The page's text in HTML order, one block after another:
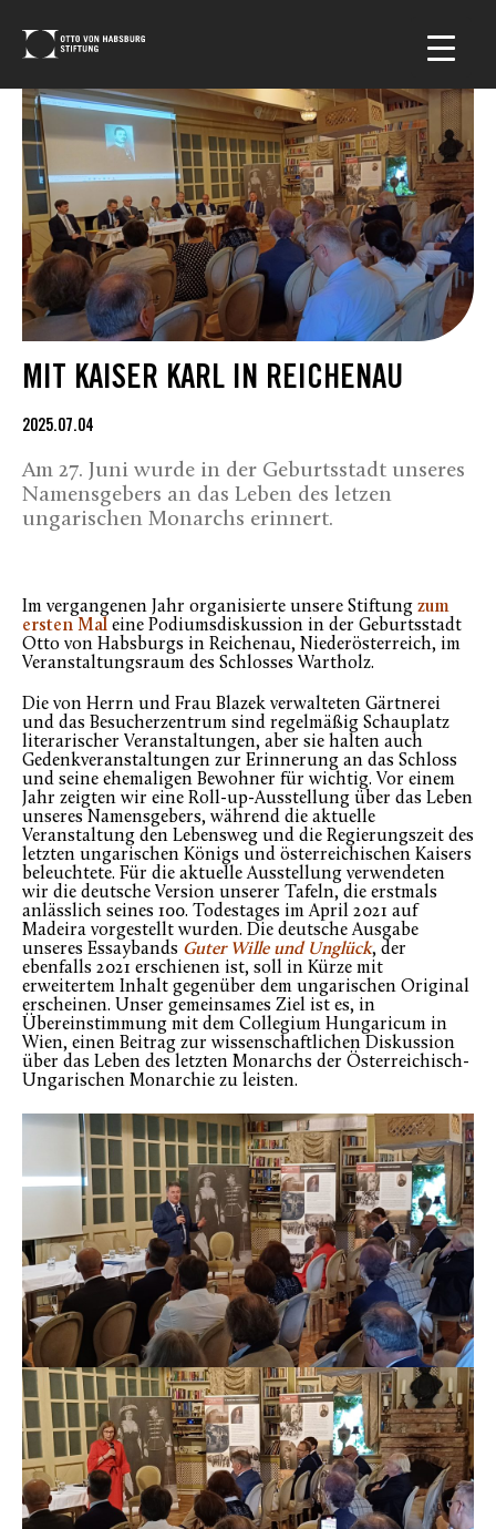
MIT KAISER KARL IN REICHENAU
2025.07.04
Am 27. Juni wurde in der Geburtsstadt unseres
Namensgebers an das Leben des letzen
ungarischen Monarchs erinnert.
Im vergangenen Jahr organisierte unsere Stiftung zum
ersten Mal eine Podiumsdiskussion in der Geburtsstadt
Otto von Habsburgs in Reichenau, Niederösterreich, im
Veranstaltungsraum des Schlosses Wartholz.
Die von Herrn und Frau Blazek verwalteten Gärtnerei
und das Besucherzentrum sind regelmäßig Schauplatz
literarischer Veranstaltungen, aber sie halten auch
Gedenkveranstaltungen zur Erinnerung an das Schloss
und seine ehemaligen Bewohner für wichtig. Vor einem
Jahr zeigten wir eine Roll-up-Ausstellung über das Leben
unseres Namensgebers, während die aktuelle
Veranstaltung den Lebensweg und die Regierungszeit des
letzten ungarischen Königs und österreichischen Kaisers
beleuchtete. Für die aktuelle Ausstellung verwendeten
wir die deutsche Version unserer Tafeln, die erstmals
anlässlich seines 100. Todestages im April 2021 auf
Madeira vorgestellt wurden. Die deutsche Ausgabe
unseres Essaybands Guter Wille und Unglück, der
ebenfalls 2021 erschienen ist, soll in Kürze mit
erweitertem Inhalt gegenüber dem ungarischen Original
erscheinen. Unser gemeinsames Ziel ist es, in
Übereinstimmung mit dem Collegium Hungaricum in
Wien, einen Beitrag zur wissenschaftlichen Diskussion
über das Leben des letzten Monarchs der Österreichisch-
Ungarischen Monarchie zu leisten.